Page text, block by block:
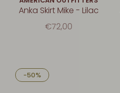
Anka Skirt Mike - Lilac
€72,00
-50%